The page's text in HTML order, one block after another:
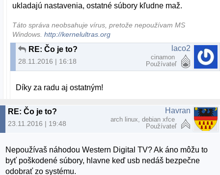
ukladajú nastavenia, ostatné súbory kľudne maž.
Táto správa neobsahuje vírus, pretože nepoužívam MS
Windows.http://kernelultras.org
RE: Čo je to?
28.11.2016 | 16:18
laco2
cinamon
Používateľ
Díky za radu aj ostatným!
RE: Čo je to?
23.11.2016 | 19:48
Havran
arch linux, debian xfce
Používateľ
Nepoužívaš náhodou Western Digital TV? Ak áno môžu to
byť poškodené súbory, hlavne keď usb nedáš bezpečne
odobrať zo systému.